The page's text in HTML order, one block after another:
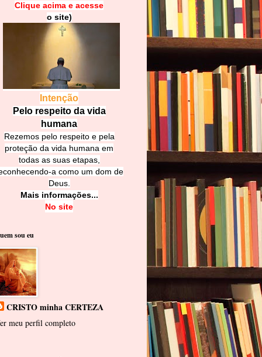
Clique acima e acesse
o site)
Intenção
Pelo respeito da vida
humana
Rezemos pelo respeito e pela
proteção da vida humana em
todas as suas etapas,
a como um dom de
Deus.
Mais informações...
No site
sou eu
CRISTO minha CERTEZA
meu perfil completo